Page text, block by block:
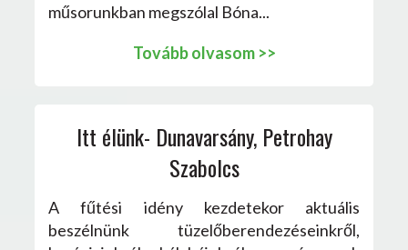
műsorunkban megszólal Bóna...
Tovább olvasom >>
Itt élünk- Dunavarsány, Petrohay
Szabolcs
A fűtési idény kezdetekor aktuális
beszélnünk tüzelőberendezéseinkről,